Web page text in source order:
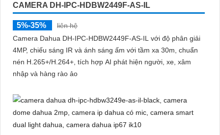
CAMERA DH-IPC-HDBW2449F-AS-IL
5%-35%
liên hệ
Camera Dahua DH-IPC-HDBW2449F-AS-IL với độ phân giải
4MP, chiếu sáng IR và ánh sáng ấm với tầm xa 30m, chuẩn
nén H.265+/H.264+, tích hợp AI phát hiện người, xe, xâm
nhập và hàng rào ảo